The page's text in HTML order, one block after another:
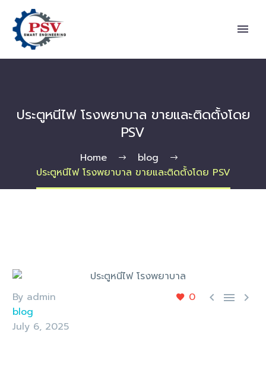
ประตูหนีไฟ โรงพยาบาล ขายและติดตั้งโดย
PSV
Home
blog
ประตูหนีไฟ โรงพยาบาล ขายและติดตั้งโดย PSV
0   
By admin
blog
July 6, 2025